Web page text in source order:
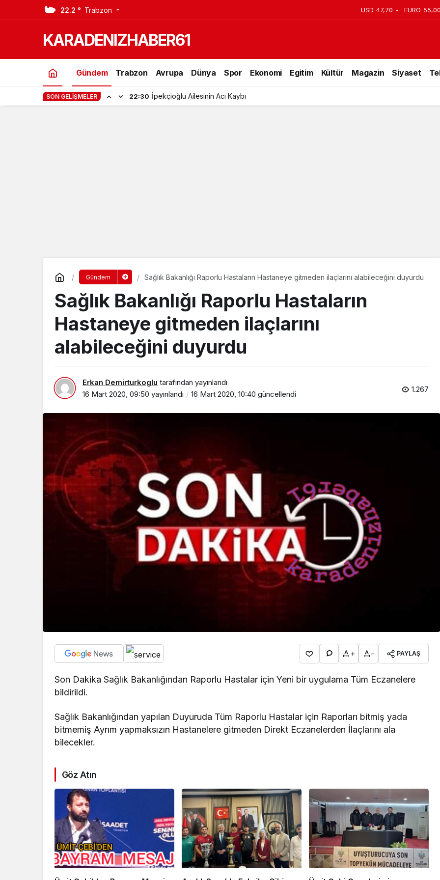
22.2 ° Trabzon USD 47,70 EURO 55,00
KARADENIZHABER61
Gündem Trabzon Avrupa Dünya Spor Ekonomi Egitim Kültür Magazin Siyaset
SON GELIŞMELER 22:30 İpekçioğlu Ailesinin Acı Kaybı
Gündem Sağlık Bakanlığı Raporlu Hastaların Hastaneye gitmeden ilaçlarını alabileceğini duyurdu
Sağlık Bakanlığı Raporlu Hastaların
Hastaneye gitmeden ilaçlarını
alabileceğini duyurdu
Erkan Demirturkoglu tarafından yayınlandı
16 Mart 2020, 09:50 yayınlandı 16 Mart 2020, 10:40 güncellendi 1.267
+ - PAYLAŞ
Son Dakika Sağlık Bakanlığından Raporlu Hastalar için Yeni bir uygulama Tüm Eczanelere
bildirildi.
Sağlık Bakanlığından yapılan Duyuruda Tüm Raporlu Hastalar için Raporları bitmiş yada
bitmemiş Ayrım yapmaksızın Hastanelere gitmeden Direkt Eczanelerden İlaçlarını ala
bilecekler.
Göz Atın
Feci Kazada 4 kişi hayatını kaybetti 6 kişi yaralandı